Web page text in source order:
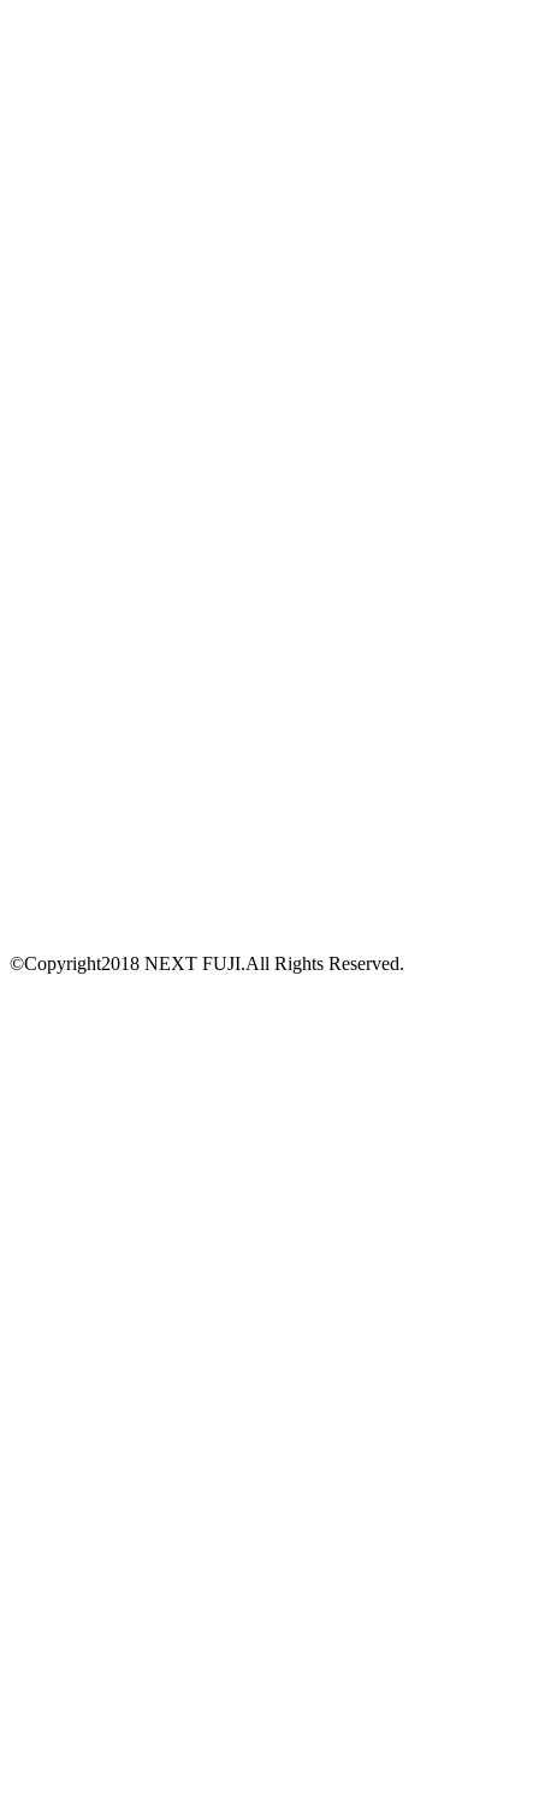
©Copyright2018 NEXT FUJI.All Rights Reserved.